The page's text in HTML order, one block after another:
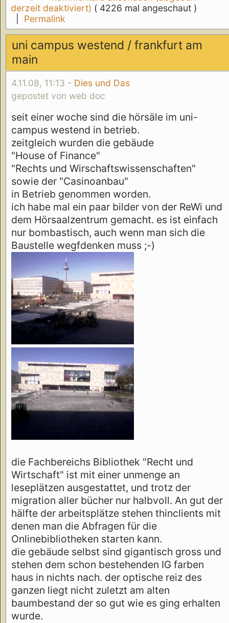
derzeit deaktiviert) ( 4226 mal angeschaut )
Permalink
uni campus westend / frankfurt am
main
4.11.08, 11:13 - Dies und Das
gepostet von web doc
seit einer woche sind die hörsäle im uni-
campus westend in betrieb.
zeitgleich wurden die gebäude
"House of Finance"
"Rechts und Wirschaftswissenschaften"
sowie der "Casinoanbau"
in Betrieb genommen worden.
ich habe mal ein paar bilder von der ReWi und
dem Hörsaalzentrum gemacht. es ist einfach
nur bombastisch, auch wenn man sich die
Baustelle wegfdenken muss ;-)
die Fachbereichs Bibliothek "Recht und
Wirtschaft" ist mit einer unmenge an
leseplätzen ausgestattet, und trotz der
migration aller bücher nur halbvoll. An gut der
hälfte der arbeitsplätze stehen thinclients mit
denen man die Abfragen für die
Onlinebibliotheken starten kann.
die gebäude selbst sind gigantisch gross und
stehen dem schon bestehenden IG farben
haus in nichts nach. der optische reiz des
ganzen liegt nicht zuletzt am alten
baumbestand der so gut wie es ging erhalten
wurde.